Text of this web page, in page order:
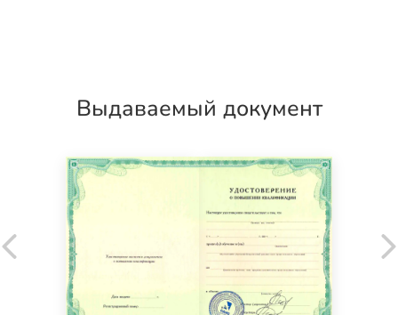
Выдаваемый документ